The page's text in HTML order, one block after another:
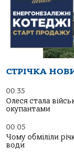
СТРІЧКА
00:35
Олеся стала
окупантами
00:05
Чому обміліли
води